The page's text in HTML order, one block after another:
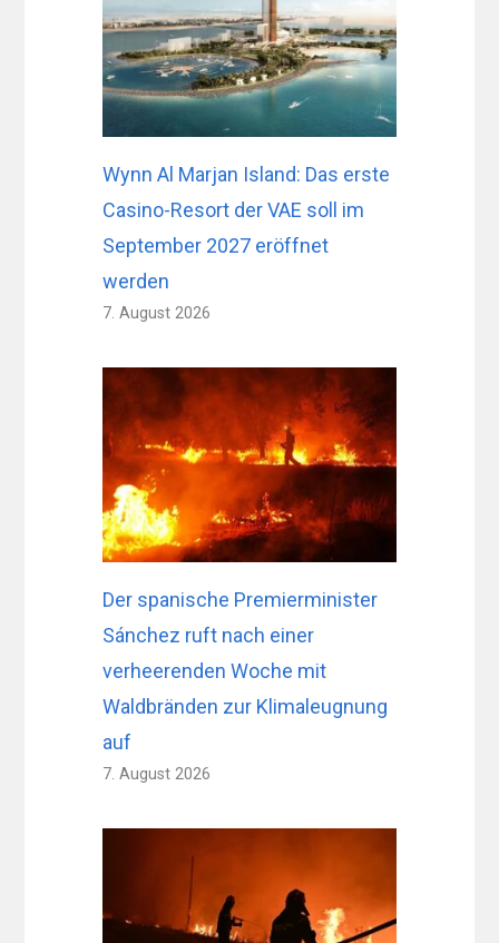
Wynn Al Marjan Island: Das erste
Casino-Resort der VAE soll im
September 2027 eröffnet
werden
7. August 2026
Der spanische Premierminister
Sánchez ruft nach einer
verheerenden Woche mit
Waldbränden zur Klimaleugnung
auf
7. August 2026